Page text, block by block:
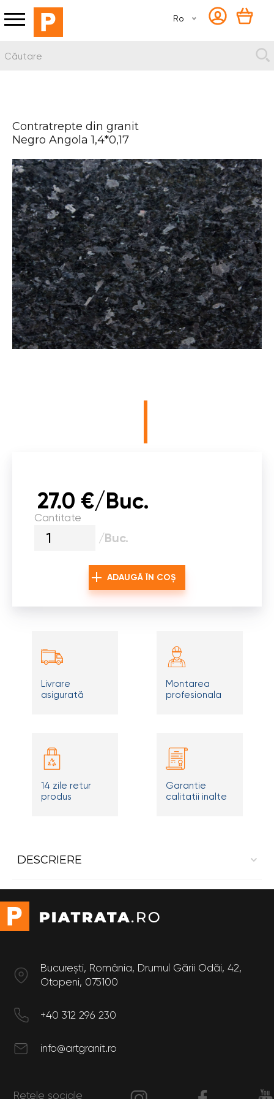
Ro
Contratrepte din granit
Negro Angola 1,4*0,17
27.0 €/Buc.
Cantitate
/Buc.
ADAUGĂ ÎN COȘ
Livrare
asigurată
Montarea
profesionala
14 zile retur
produs
Garantie
calitatii inalte
DESCRIERE
Dimensiuni
Lungime: 1.4 m
Latime: 0.17 m
București, România, Drumul Gării Odăi, 42,
Otopeni, 075100
+40 312 296 230
info@artgranit.ro
Rețele sociale